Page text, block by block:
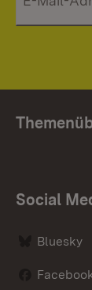
Social
Bluesky